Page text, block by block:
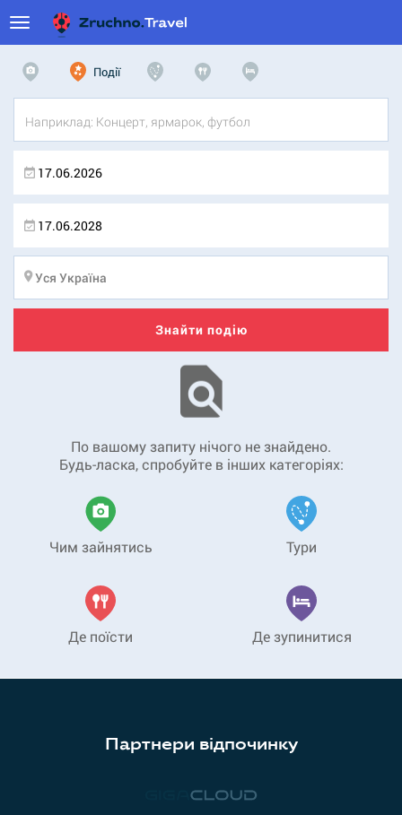
Події
Знайти подію
По вашому запиту нічого не знайдено.
Будь-ласка, спробуйте в інших категоріях:
Чим зайнятись Тури
Де поїсти Де зупинитися
Партнери відпочинку